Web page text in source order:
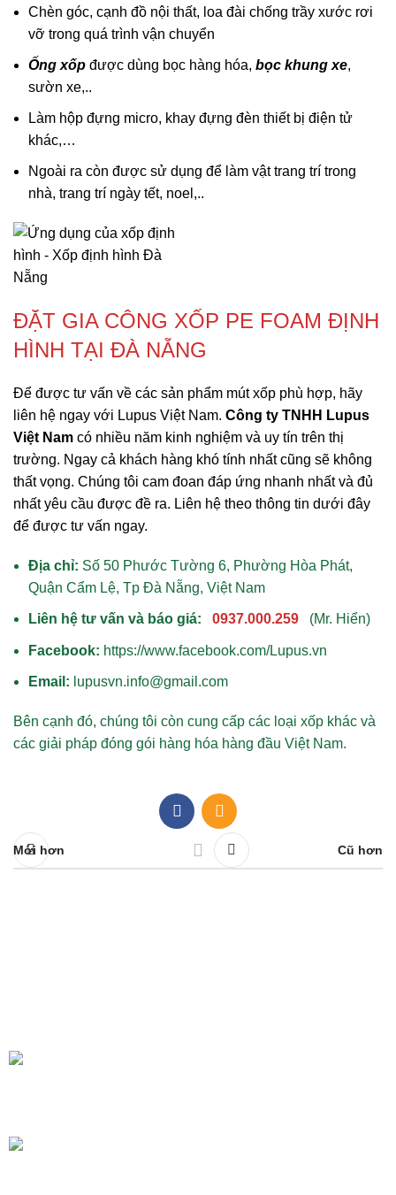
Chèn góc, cạnh đồ nội thất, loa đài chống trầy xước rơi
vỡ trong quá trình vận chuyển
Ống xốp được dùng bọc hàng hóa, bọc khung xe,
sườn xe,..
Làm hộp đựng micro, khay đựng đèn thiết bị điện tử
khác,…
Ngoài ra còn được sử dụng để làm vật trang trí trong
nhà, trang trí ngày tết, noel,..
ĐẶT GIA CÔNG XỐP PE FOAM ĐỊNH
HÌNH TẠI ĐÀ NẴNG
Để được tư vấn về các sản phẩm mút xốp phù hợp, hãy
liên hệ ngay với Lupus Việt Nam. Công ty TNHH Lupus
Việt Nam có nhiều năm kinh nghiệm và uy tín trên thị
trường. Ngay cả khách hàng khó tính nhất cũng sẽ không
thất vọng. Chúng tôi cam đoan đáp ứng nhanh nhất và đủ
nhất yêu cầu được đề ra. Liên hệ theo thông tin dưới đây
để được tư vấn ngay.
Địa chỉ: Số 50 Phước Tường 6, Phường Hòa Phát,
Quận Cẩm Lệ, Tp Đà Nẵng, Việt Nam
Liên hệ tư vấn và báo giá: 0937.000.259 (Mr. Hiển)
Facebook: https://www.facebook.com/Lupus.vn
Email: lupusvn.info@gmail.com
Bên cạnh đó, chúng tôi còn cung cấp các loại xốp khác và
các giải pháp đóng gói hàng hóa hàng đầu Việt Nam.
Mới hơn Cũ hơn